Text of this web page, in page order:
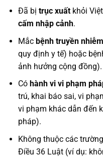
Đã bị trục xuấtkhỏi
cấm nhập cảnh.
Mắc bệnh truyền
quy định y tế) hoặc
ảnh hưởng cộng đồng).
Có hành vi vi phạm
trú, khai báo sai, vi
vi phạm khác dẫn đến
pháp).
Không thuộc các
Điều 36 Luật (ví dụ: